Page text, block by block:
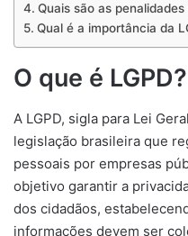
Quais são as
Qual é a importância da
O que é LGPD?
A LGPD, sigla para Lei
legislação brasileira que
pessoais por empresas
objetivo garantir a
dos cidadãos,
informações devem ser